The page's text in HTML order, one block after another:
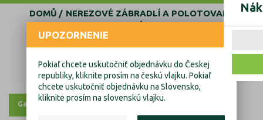
DOMŮ
NEREZOVÉ ZÁBRADLÍ A POLOTOVARY
AL KOTEVNÍ PROFILY
ZÁSLEPKY, TĚSNĚNÍ, KOTVENÍ
KOTVENÍ SKLA KOMPONENTY
Tesnení skla
Galerie Výkresy
UPOZORNENIE
Pokiaľ chcete uskutočniť objednávku do Českej
republiky, kliknite prosím na českú vlajku. Pokiaľ
chcete uskutočniť objednávku na Slovensko,
kliknite prosím na slovenskú vlajku.